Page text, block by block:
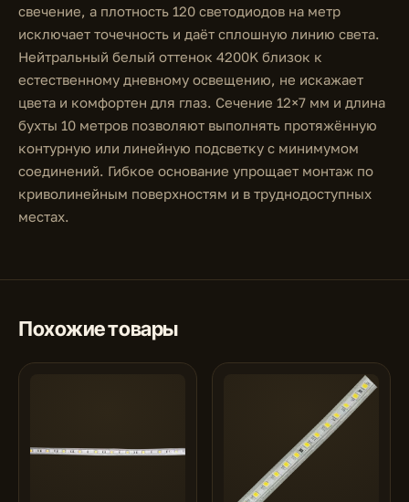
свечение, а плотность 120 светодиодов на метр
исключает точечность и даёт сплошную линию света.
Нейтральный белый оттенок 4200K близок к
естественному дневному освещению, не искажает
цвета и комфортен для глаз. Сечение 12×7 мм и длина
бухты 10 метров позволяют выполнять протяжённую
контурную или линейную подсветку с минимумом
соединений. Гибкое основание упрощает монтаж по
криволинейным поверхностям и в труднодоступных
местах.
Похожие товары